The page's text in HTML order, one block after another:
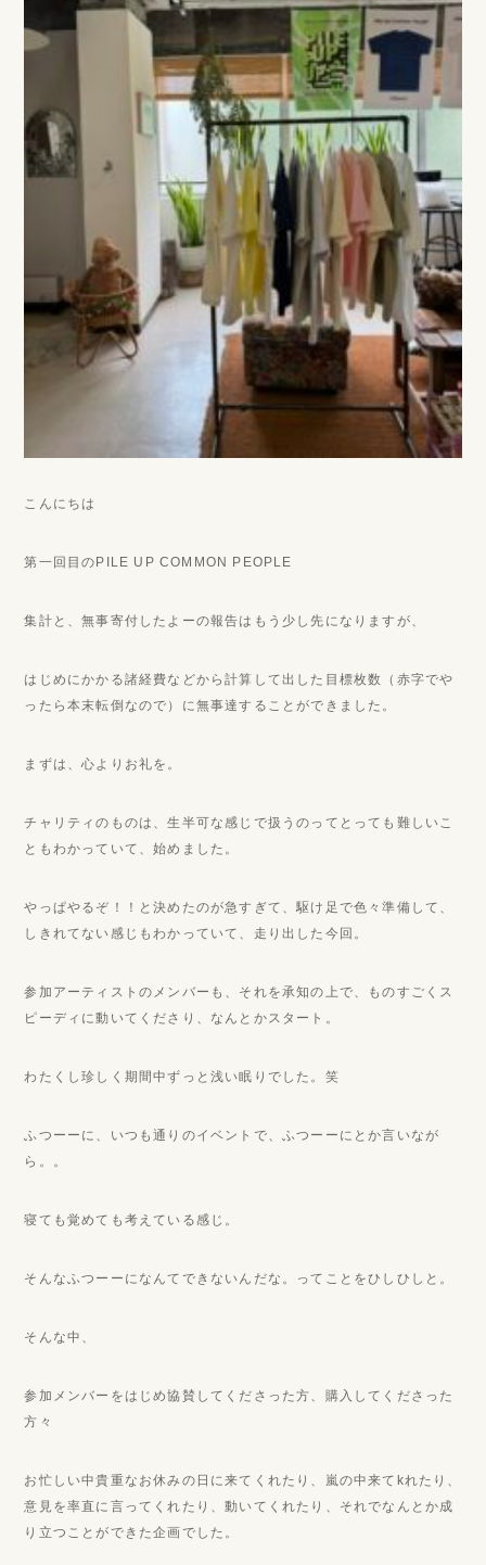
こんにちは
第一回目のPILE UP COMMON PEOPLE
集計と、無事寄付したよーの報告はもう少し先になりますが、
はじめにかかる諸経費などから計算して出した目標枚数（赤字でや
ったら本末転倒なので）に無事達することができました。
まずは、心よりお礼を。
チャリティのものは、生半可な感じで扱うのってとっても難しいこ
ともわかっていて、始めました。
やっぱやるぞ！！と決めたのが急すぎて、駆け足で色々準備して、
しきれてない感じもわかっていて、走り出した今回。
参加アーティストのメンバーも、それを承知の上で、ものすごくス
ピーディに動いてくださり、なんとかスタート。
わたくし珍しく期間中ずっと浅い眠りでした。笑
ふつーーに、いつも通りのイベントで、ふつーーにとか言いなが
ら。。
寝ても覚めても考えている感じ。
そんなふつーーになんてできないんだな。ってことをひしひしと。
そんな中、
参加メンバーをはじめ協賛してくださった方、購入してくださった
方々
お忙しい中貴重なお休みの日に来てくれたり、嵐の中来てkれたり、
意見を率直に言ってくれたり、動いてくれたり、それでなんとか成
り立つことができた企画でした。